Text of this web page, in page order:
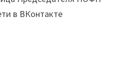
в ВКонтакте